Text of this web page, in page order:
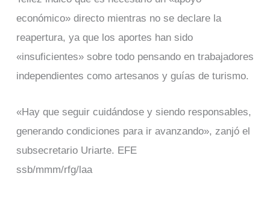
económico» directo mientras no se declare la
reapertura, ya que los aportes han sido
«insuficientes» sobre todo pensando en trabajadores
independientes como artesanos y guías de turismo.
«Hay que seguir cuidándose y siendo responsables,
generando condiciones para ir avanzando», zanjó el
subsecretario Uriarte. EFE
ssb/mmm/rfg/laa